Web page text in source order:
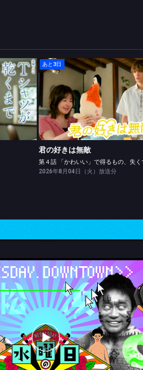
あと3日
君の好きは無敵
君の好きは無敵
2026年8月04日（火）放送分